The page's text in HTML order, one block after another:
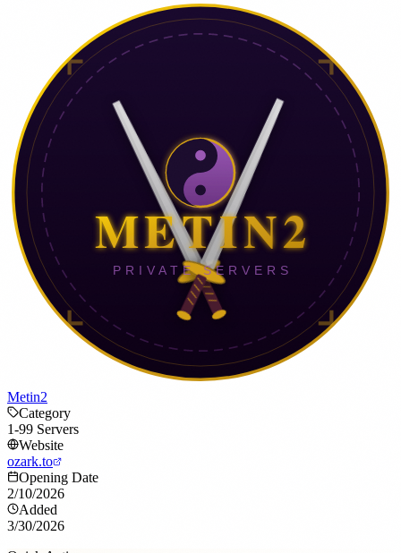
Metin2
Category
1-99 Servers
Website
ozark.to
Opening Date
2/10/2026
Added
3/30/2026